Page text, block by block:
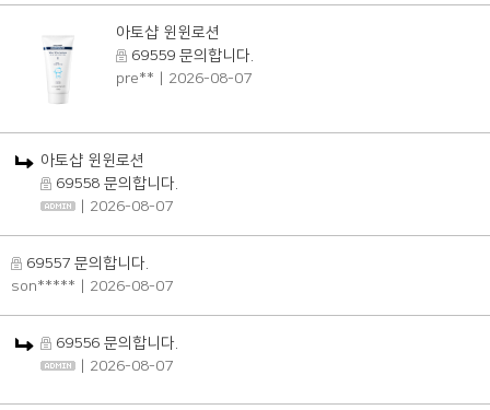
아토샵 윈윈로션
69559 문의합니다.
pre** | 2026-08-07
아토샵 윈윈로션
69558 문의합니다.
| 2026-08-07
69557 문의합니다.
son***** | 2026-08-07
69556 문의합니다.
| 2026-08-07